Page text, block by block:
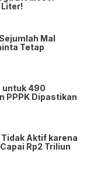
Liter!
Mal
Tetap
untuk 490
PPPK Dipastikan
Aktif karena
Rp2 Triliun